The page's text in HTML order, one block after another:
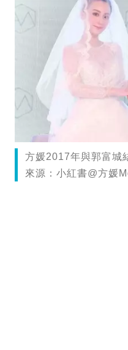
方媛2017年與郭富城
來源：小紅書@方媛